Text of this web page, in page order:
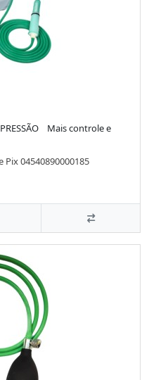
PRESSÃO Mais controle e
Pix 04540890000185